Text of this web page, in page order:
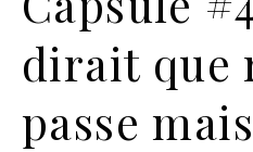
dirait que
passe